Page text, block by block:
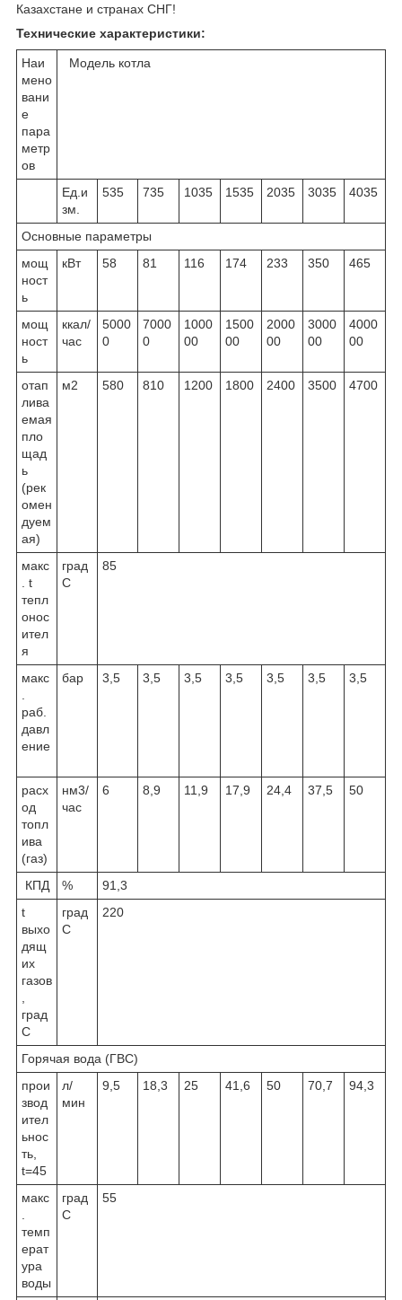
Казахстане и странах СНГ!
Технические характеристики:
Наи
мено
вани
е
пара
метр
ов
Модель котла
Ед.и
зм.
535 735 1035 1535 2035 3035 4035
Основные параметры
мощ
ност
ь
кВт 58 81 116 174 233 350 465
мощ
ност
ь
ккал/
час
5000
0
7000
0
1000
00
1500
00
2000
00
3000
00
4000
00
отап
лива
емая
пло
щад
ь
(рек
омен
дуем
ая)
м2 580 810 1200 1800 2400 3500 4700
макс
. t
тепл
онос
ител
я
град
С
85
макс
раб.
давл
ение
бар 3,5 3,5 3,5 3,5 3,5 3,5 3,5
расх
од
топл
ива
(газ)
нм3/
час
6 8,9 11,9 17,9 24,4 37,5 50
КПД %
91,3
t
выхо
дящ
их
газов
град
С
град
С
220
Горячая вода (ГВС)
прои
звод
ител
ьнос
ть,
t=45
л/
мин
9,5 18,3 25 41,6 50 70,7 94,3
макс
темп
ерат
ура
воды
град
С
55